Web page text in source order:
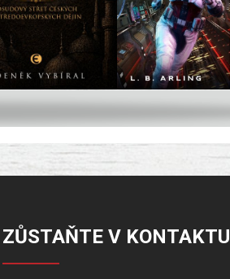
ZŮSTAŇTE V KONTAKTU